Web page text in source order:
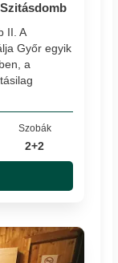
II. A
Győr egyik
a
Szobák
2+2